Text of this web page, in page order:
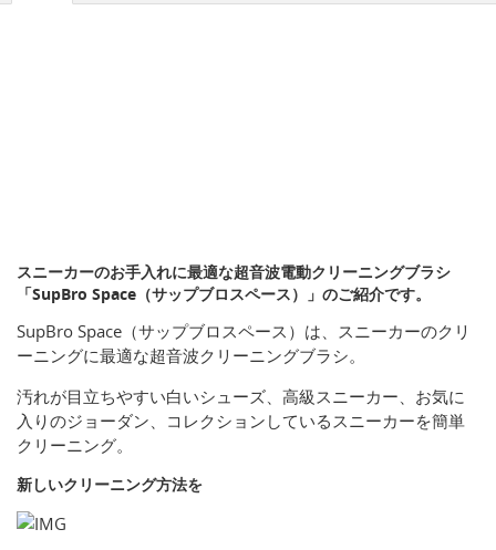
スニーカーのお手入れに最適な超音波電動クリーニングブラシ
「SupBro Space（サップブロスペース）」のご紹介です。
SupBro Space（サップブロスペース）は、スニーカーのクリ
ーニングに最適な超音波クリーニングブラシ。
汚れが目立ちやすい白いシューズ、高級スニーカー、お気に
入りのジョーダン、コレクションしているスニーカーを簡単
クリーニング。
新しいクリーニング方法を